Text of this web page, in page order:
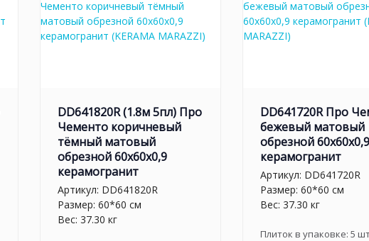
DD641820R (1.8м 5пл) Про
Чементо коричневый
тёмный матовый
обрезной 60x60x0,9
керамогранит
Артикул: DD641820R
Размер: 60*60 см
Вес: 37.30 кг
DD641720R Про
бежевый матовый
обрезной 60x60x0,9
керамогранит
Артикул: DD641720R
Размер: 60*60 см
Вес: 37.30 кг
Плиток в упаковке: 5